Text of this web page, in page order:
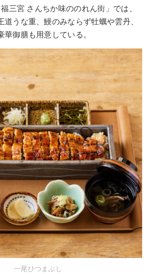
三宮 さんちか味ののれん街」では、
道うな重、鰻のみならず牡蠣や雲丹、
華御膳も用意している。
一尾ひつまぶし